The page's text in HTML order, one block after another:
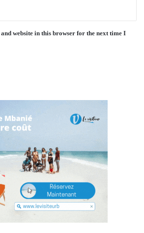
website in this browser for the next time I